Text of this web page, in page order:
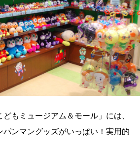
どもミュージアム＆モール」には、
パンマングッズがいっぱい！実用的